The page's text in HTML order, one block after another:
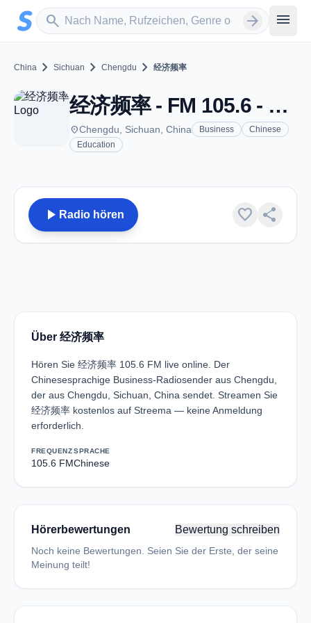
Zum Hauptinhalt springen
search
Sender suchen arrow_forward menu
China chevron_right Sichuan chevron_right Chengdu chevron_right 经济频率
经济频率 - FM 105.6 - Chengdu
placeChengdu, Sichuan, China Business
Chinese
Education
play_arrow Radio hören favorite share
Über 经济频率
Hören Sie 经济频率 105.6 FM live online. Der
Chinesesprachige Business-Radiosender aus Chengdu,
der aus Chengdu, Sichuan, China sendet. Streamen Sie
经济频率 kostenlos auf Streema — keine Anmeldung
erforderlich.
FREQUENZ
105.6 FM
SPRACHE
Chinese
Hörerbewertungen Bewertung schreiben
Noch keine Bewertungen. Seien Sie der Erste, der seine
Meinung teilt!